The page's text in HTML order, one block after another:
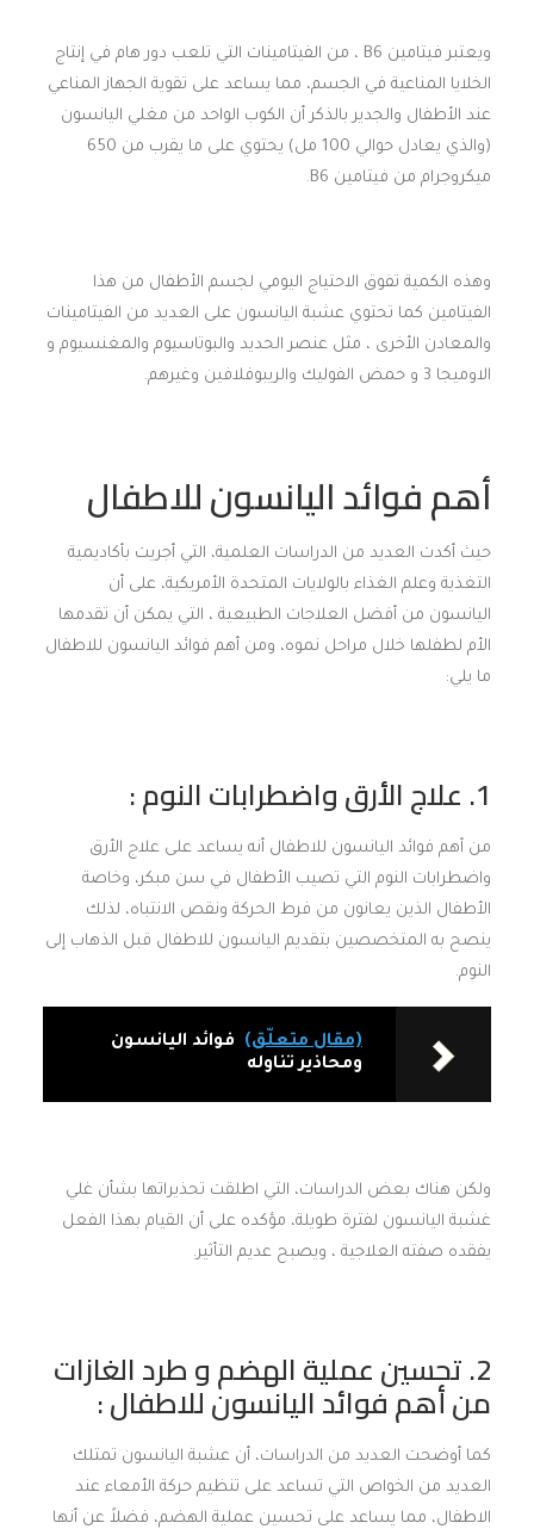
ويعتبر فيتامين B6 ، من الفيتامينات التي تلعب دور هام في إنتاج
الخلايا المناعية في الجسم، مما يساعد على تقوية الجهاز المناعي
عند الأطفال والجدير بالذكر أن الكوب الواحد من مغلي اليانسون
(والذي يعادل حوالي 100 مل) يحتوي على ما يقرب من 650
ميكروجرام من فيتامين B6.
وهذه الكمية تفوق الاحتياج اليومي لجسم الأطفال من هذا
الفيتامين كما تحتوي عشبة اليانسون على العديد من الفيتامينات
والمعادن الأخرى ، مثل عنصر الحديد والبوتاسيوم والمغنسيوم و
الاوميجا 3 و حمض الفوليك والريبوفلافين وغيرهم.
أهم فوائد اليانسون للاطفال
حيث أكدت العديد من الدراسات العلمية، التي أجريت بأكاديمية
التغذية وعلم الغذاء بالولايات المتحدة الأمريكية، على أن
اليانسون من أفضل العلاجات الطبيعية ، التي يمكن أن تقدمها
الأم لطفلها خلال مراحل نموه، ومن أهم فوائد اليانسون للاطفال
ما يلي:
1. علاج الأرق واضطرابات النوم :
من أهم فوائد اليانسون للاطفال أنه يساعد على علاج الأرق
واضطرابات النوم التي تصيب الأطفال في سن مبكر، وخاصة
الأطفال الذين يعانون من فرط الحركة ونقص الانتباه، لذلك
ينصح به المتخصصين بتقديم اليانسون للاطفال قبل الذهاب إلى
النوم.
(مقال متعلّق)
فوائد اليانسون
ومحاذير تناوله
ولكن هناك بعض الدراسات، التي اطلقت تحذيراتها بشأن غلي
غشبة اليانسون لفترة طويلة، مؤكده على أن القيام بهذا الفعل
يفقده صفته العلاجية ، ويصبح عديم التأثير.
2. تحسين عملية الهضم و طرد الغازات
من أهم فوائد اليانسون للاطفال :
كما أوضحت العديد من الدراسات، أن عشبة اليانسون تمتلك
العديد من الخواص التي تساعد على تنظيم حركة الأمعاء عند
الاطفال، مما يساعد على تحسين عملية الهضم، فضلاً عن أنها